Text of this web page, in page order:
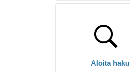
Aloita haku